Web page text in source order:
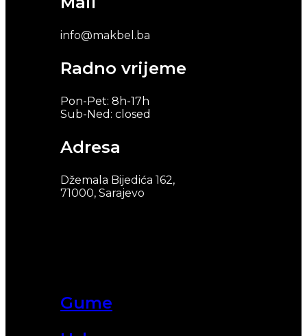
Gume
info@makbel.ba
Radno vrijeme
Pon-Pet: 8h-17h
Sub-Ned: closed
Adresa
Džemala Bijedića 162,
71000, Sarajevo